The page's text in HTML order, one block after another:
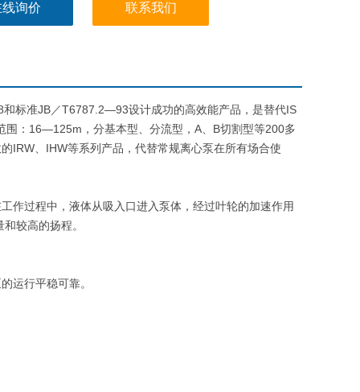
询价 联系我们
标准JB／T6787.2—93设计成功的高效能产品，是替代IS
：16—125m，分基本型、分流型，A、B切割型等200多
IRW、IHW等系列产品，代替常规离心泵在所有场合使
过程中，液体从吸入口进入泵体，经过叶轮的加速作用
较高的扬程。
运行平稳可靠。